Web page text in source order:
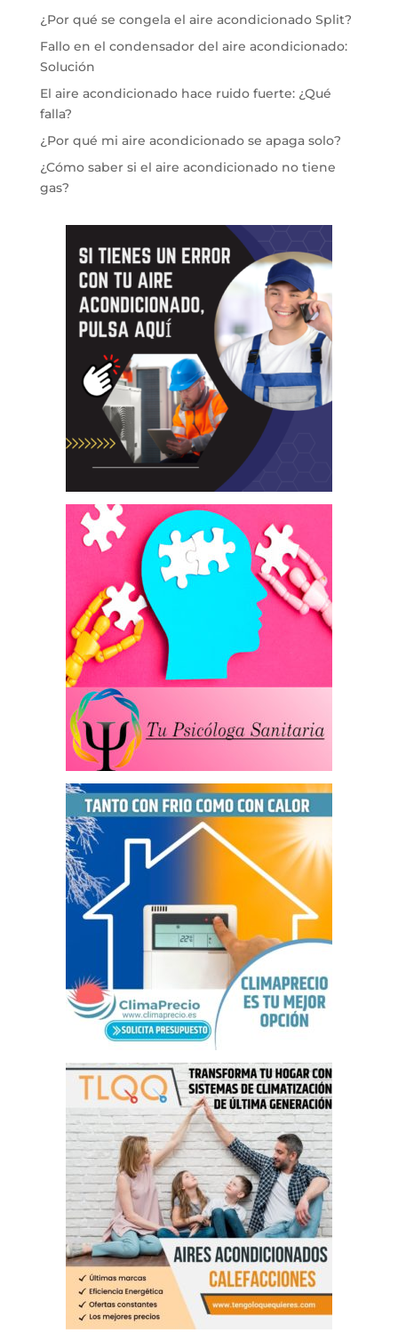
¿Por qué se congela el aire acondicionado Split?
Fallo en el condensador del aire acondicionado:
Solución
El aire acondicionado hace ruido fuerte: ¿Qué
falla?
¿Por qué mi aire acondicionado se apaga solo?
¿Cómo saber si el aire acondicionado no tiene
gas?